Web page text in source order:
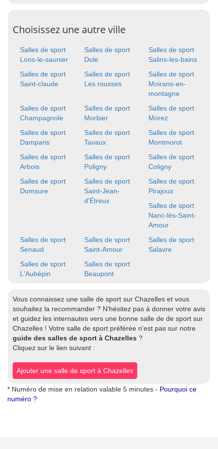
Choisissez une autre ville
Salles de sport
Lons-le-saunier
Salles de sport
Dole
Salles de sport
Salins-les-bains
Salles de sport
Saint-claude
Salles de sport
Les rousses
Salles de sport
Moirans-en-
montagne
Salles de sport
Champagnole
Salles de sport
Morbier
Salles de sport
Morez
Salles de sport
Damparis
Salles de sport
Tavaux
Salles de sport
Montmorot
Salles de sport
Arbois
Salles de sport
Poligny
Salles de sport
Coligny
Salles de sport
Domsure
Salles de sport
Saint-Jean-
d'Étreux
Salles de sport
Pirajoux
Salles de sport
Nanc-lès-Saint-
Amour
Salles de sport
Senaud
Salles de sport
Saint-Amour
Salles de sport
Salavre
Salles de sport
L'Aubépin
Salles de sport
Beaupont
Vous connaissez une salle de sport sur Chazelles et vous
souhaitez la recommander ? N'hésitez pas à donner votre avis
et guidez les internautes vers une bonne salle de de sport sur
Chazelles ! Votre salle de sport préférée n'est pas sur notre
guide des salles de sport à Chazelles ?
Cliquez sur le lien suivant :
Ajouter une salle de sport à Chazelles
* Numéro de mise en relation valable 5 minutes - Pourquoi ce
numéro ?